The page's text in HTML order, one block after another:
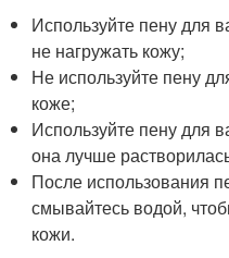
Используйте пену для
не нагружать кожу;
Не используйте пену
коже;
Используйте пену для
она лучше
После использования
смывайтесь водой,
кожи.